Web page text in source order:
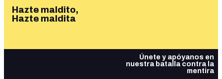
Hazte maldito,
Hazte maldita
Únete y apóyanos en
nuestra batalla contra la
mentira